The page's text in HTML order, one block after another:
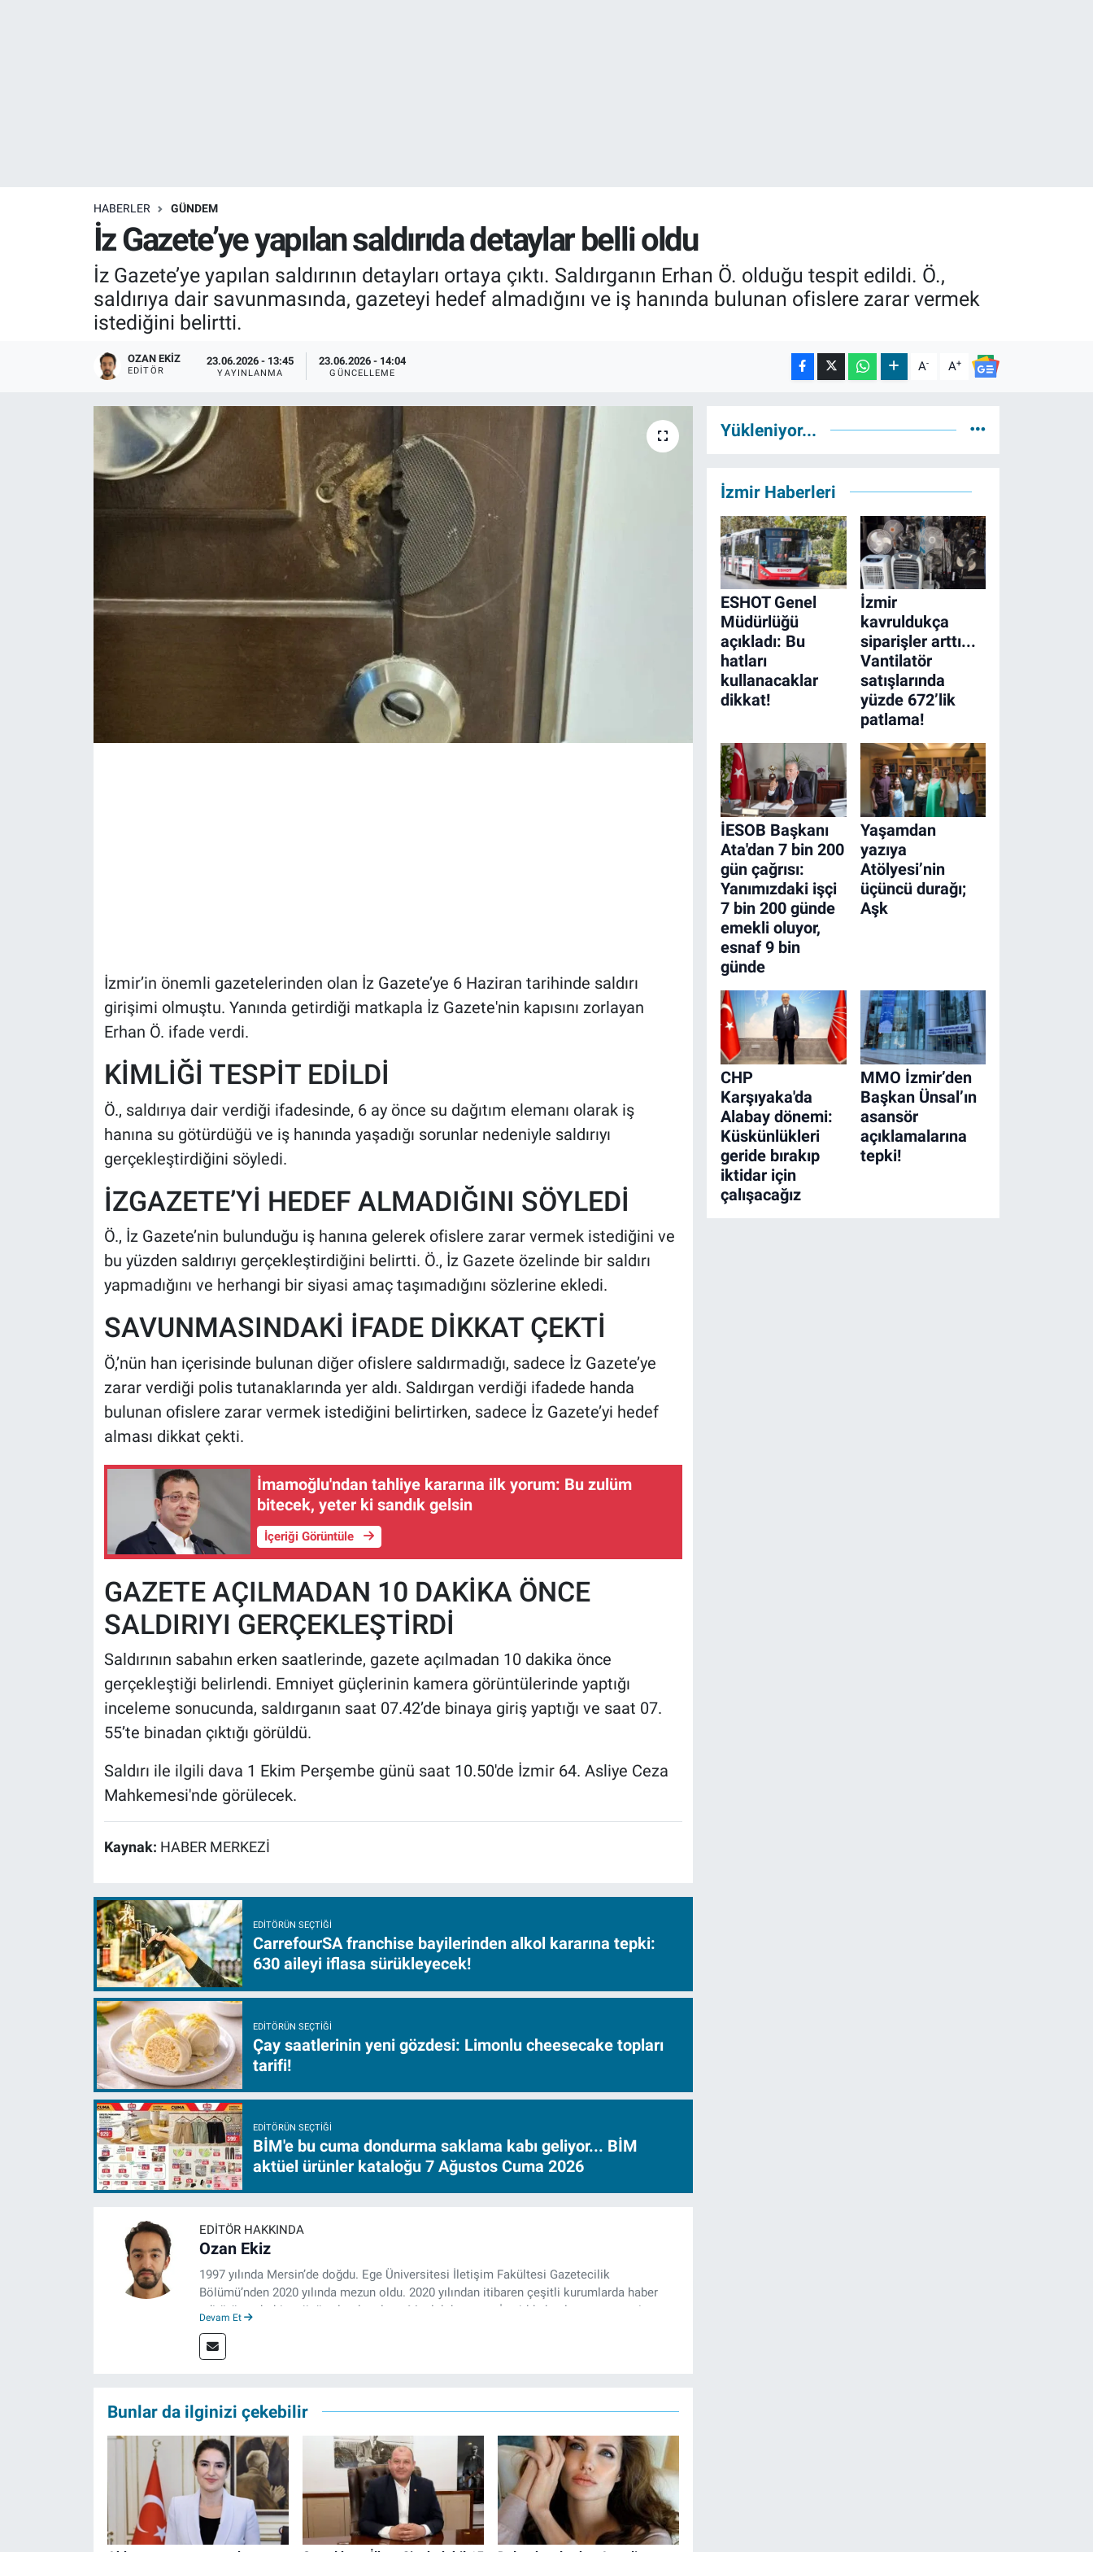
HABERLER GÜNDEM
İz Gazete’ye yapılan saldırıda detaylar belli oldu
İz Gazete’ye yapılan saldırının detayları ortaya çıktı. Saldırganın Erhan Ö. olduğu tespit edildi. Ö.,
saldırıya dair savunmasında, gazeteyi hedef almadığını ve iş hanında bulunan ofislere zarar vermek
istediğini belirtti.
OZAN EKIZ
EDITÖR
23.06.2026 - 13:45
YAYINLANMA
23.06.2026 - 14:04
GÜNCELLEME A- A+
İzmir’in önemli gazetelerinden olan İz Gazete’ye 6 Haziran tarihinde saldırı
girişimi olmuştu. Yanında getirdiği matkapla İz Gazete'nin kapısını zorlayan
Erhan Ö. ifade verdi.
KİMLİĞİ TESPİT EDİLDİ
Ö., saldırıya dair verdiği ifadesinde, 6 ay önce su dağıtım elemanı olarak iş
hanına su götürdüğü ve iş hanında yaşadığı sorunlar nedeniyle saldırıyı
gerçekleştirdiğini söyledi.
İZGAZETE’Yİ HEDEF ALMADIĞINI SÖYLEDİ
Ö., İz Gazete’nin bulunduğu iş hanına gelerek ofislere zarar vermek istediğini ve
bu yüzden saldırıyı gerçekleştirdiğini belirtti. Ö., İz Gazete özelinde bir saldırı
yapmadığını ve herhangi bir siyasi amaç taşımadığını sözlerine ekledi.
SAVUNMASINDAKİ İFADE DİKKAT ÇEKTİ
Ö,’nün han içerisinde bulunan diğer ofislere saldırmadığı, sadece İz Gazete’ye
zarar verdiği polis tutanaklarında yer aldı. Saldırgan verdiği ifadede handa
bulunan ofislere zarar vermek istediğini belirtirken, sadece İz Gazete’yi hedef
alması dikkat çekti.
İmamoğlu'ndan tahliye kararına ilk yorum: Bu zulüm
bitecek, yeter ki sandık gelsin
İçeriği Görüntüle
GAZETE AÇILMADAN 10 DAKİKA ÖNCE
SALDIRIYI GERÇEKLEŞTİRDİ
Saldırının sabahın erken saatlerinde, gazete açılmadan 10 dakika önce
gerçekleştiği belirlendi. Emniyet güçlerinin kamera görüntülerinde yaptığı
inceleme sonucunda, saldırganın saat 07.42’de binaya giriş yaptığı ve saat 07.
55’te binadan çıktığı görüldü.
Saldırı ile ilgili dava 1 Ekim Perşembe günü saat 10.50'de İzmir 64. Asliye Ceza
Mahkemesi'nde görülecek.
Kaynak: HABER MERKEZİ
EDITÖRÜN SEÇTIĞI
CarrefourSA franchise bayilerinden alkol kararına tepki:
630 aileyi iflasa sürükleyecek!
EDITÖRÜN SEÇTIĞI
Çay saatlerinin yeni gözdesi: Limonlu cheesecake topları
tarifi!
EDITÖRÜN SEÇTIĞI
BİM'e bu cuma dondurma saklama kabı geliyor... BİM
aktüel ürünler kataloğu 7 Ağustos Cuma 2026
EDITÖR HAKKINDA
Ozan Ekiz
1997 yılında Mersin’de doğdu. Ege Üniversitesi İletişim Fakültesi Gazetecilik
Bölümü’nden 2020 yılında mezun oldu. 2020 yılından itibaren çeşitli kurumlarda haber
editörü, muhabir, rejisör olarak çalıştı. Meslek hayatına İzmir’de başlayan gazeteci,
Devam Et
Bunlar da ilginizi çekebilir
Yükleniyor...
İzmir Haberleri
ESHOT Genel
Müdürlüğü
açıkladı: Bu
hatları
kullanacaklar
dikkat!
İzmir
kavruldukça
siparişler arttı...
Vantilatör
satışlarında
yüzde 672’lik
patlama!
İESOB Başkanı
Ata'dan 7 bin 200
gün çağrısı:
Yanımızdaki işçi
7 bin 200 günde
emekli oluyor,
esnaf 9 bin
günde
Yaşamdan
yazıya
Atölyesi’nin
üçüncü durağı;
Aşk
CHP
Karşıyaka'da
Alabay dönemi:
Küskünlükleri
geride bırakıp
iktidar için
çalışacağız
MMO İzmir’den
Başkan Ünsal’ın
asansör
açıklamalarına
tepki!